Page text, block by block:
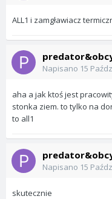
ALL1 i zamgławiacz
Napisano 15
aha a jak ktoś jest
stonka ziem. to tylko na
to all1
Napisano 15
skutecznie